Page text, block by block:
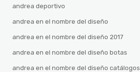
andrea deportivo
andrea en el nombre del diseño
andrea en el nombre del diseño 2017
andrea en el nombre del diseño botas
andrea en el nombre del diseño catálogos